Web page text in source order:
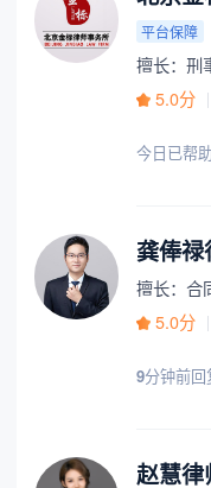
平台保障
擅长：刑
5.0分
今日已帮助
龚俸禄
擅长：合
5.0分
9分钟前回
赵慧律